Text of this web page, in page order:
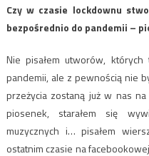
Czy w czasie lockdownu
bezpośrednio do pandemii –
Nie pisałem utworów,
pandemii, ale z pewnością nie
przeżycia zostaną już w nas
piosenek, starałem się
muzycznych i… pisałem
ostatnim czasie na